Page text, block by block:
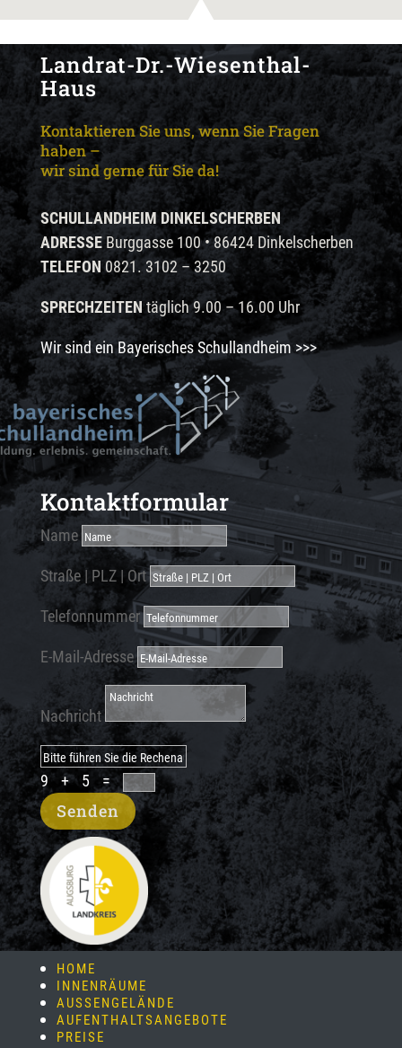
Landrat-Dr.-Wiesenthal-
Haus
Kontaktieren Sie uns, wenn Sie Fragen
haben –
wir sind gerne für Sie da!
SCHULLANDHEIM DINKELSCHERBEN
ADRESSEBurggasse 100 • 86424 Dinkelscherben
TELEFON0821. 3102 – 3250
SPRECHZEITENtäglich 9.00 – 16.00 Uhr
Wir sind ein Bayerisches Schullandheim >>>
Kontaktformular
Name
Straße | PLZ | Ort
Telefonnummer
E-Mail-Adresse
Nachricht
9 + 5 =
Senden
HOME
INNENRÄUME
AUSSENGELÄNDE
AUFENTHALTSANGEBOTE
PREISE